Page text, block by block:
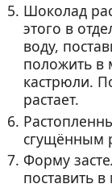
Шоколад
этого в
воду,
положить в
кастрюли.
растает.
сгущённым
Форму
поставить